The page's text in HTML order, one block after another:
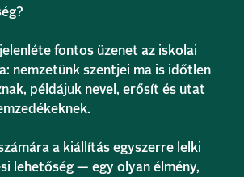
fontos üzenet az iskolai
nemzetünk szentjei ma is időtlen
példájuk nevel, erősít és utat
a kiállítás egyszerre lelki
lehetőség — egy olyan élmény,